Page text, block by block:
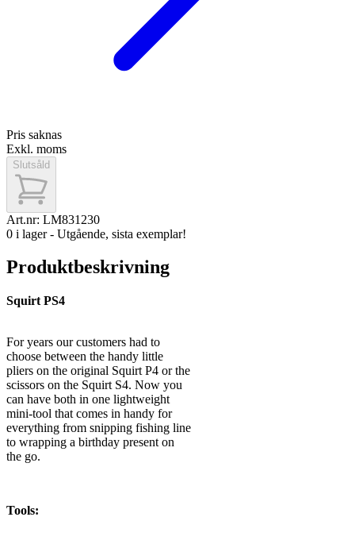
Pris saknas
Exkl. moms
Slutsåld
Art.nr: LM831230
0 i lager - Utgående, sista exemplar!
Produktbeskrivning
Squirt PS4
For years our customers had to
choose between the handy little
pliers on the original Squirt P4 or the
scissors on the Squirt S4. Now you
can have both in one lightweight
mini-tool that comes in handy for
everything from snipping fishing line
to wrapping a birthday present on
the go.
Tools: